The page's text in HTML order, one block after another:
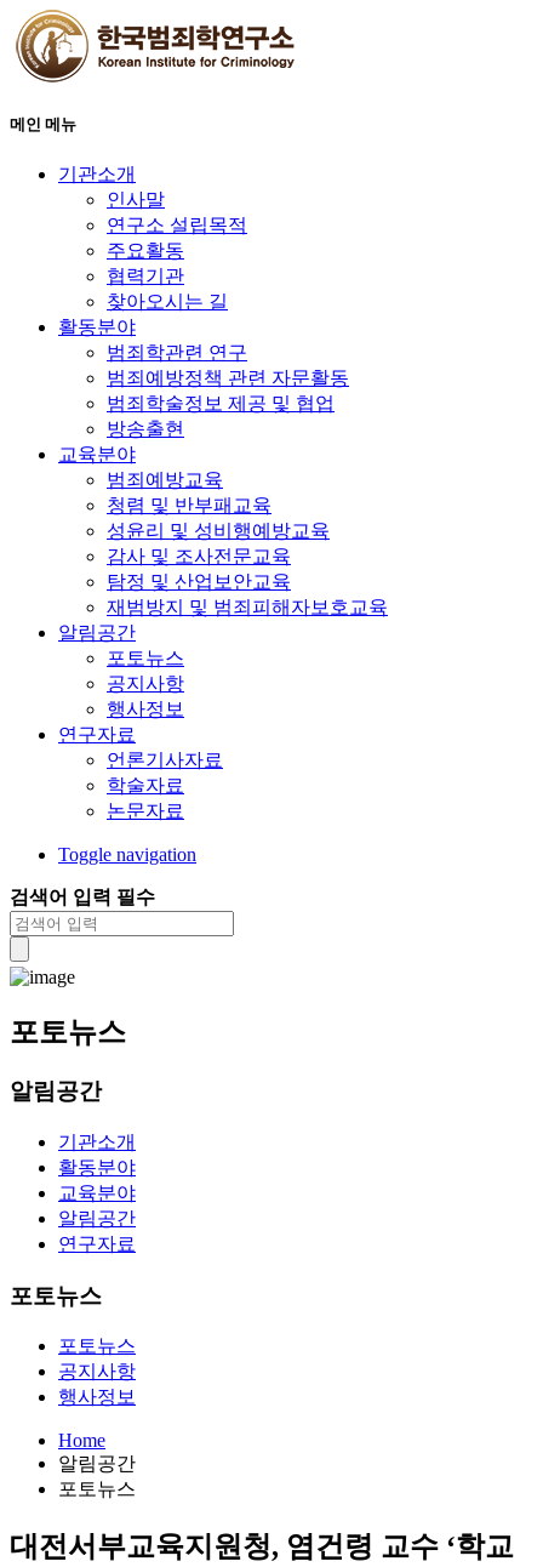
메인 메뉴
기관소개
인사말
연구소 설립목적
주요활동
협력기관
찾아오시는 길
활동분야
범죄학관련 연구
범죄예방정책 관련 자문활동
범죄학술정보 제공 및 협업
방송출현
교육분야
범죄예방교육
청렴 및 반부패교육
성윤리 및 성비행예방교육
감사 및 조사전문교육
탐정 및 산업보안교육
재범방지 및 범죄피해자보호교육
알림공간
포토뉴스
공지사항
행사정보
연구자료
언론기사자료
학술자료
논문자료
Toggle navigation
검색어 입력 필수
포토뉴스
알림공간
기관소개
활동분야
교육분야
알림공간
연구자료
포토뉴스
포토뉴스
공지사항
행사정보
Home
알림공간
포토뉴스
대전서부교육지원청, 염건령 교수 ‘학교